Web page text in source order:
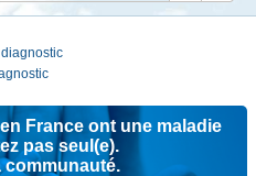
France ont une maladie
pas seul(e).
communauté.